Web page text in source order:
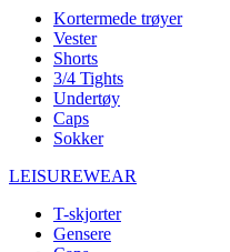
Kortermede trøyer
Vester
Shorts
3/4 Tights
Undertøy
Caps
Sokker
LEISUREWEAR
T-skjorter
Gensere